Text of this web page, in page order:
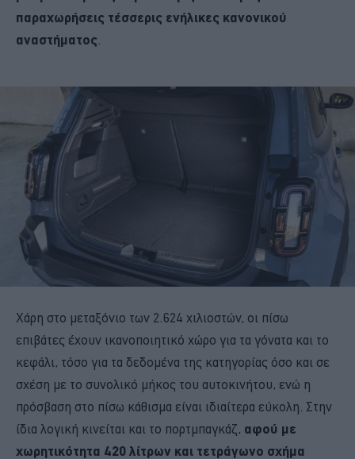
παραχωρήσεις τέσσερις ενήλικες κανονικού
αναστήματος
Χάρη στο μεταξόνιο των 2.624 χιλιοστών, οι πίσω
επιβάτες έχουν ικανοποιητικό χώρο για τα γόνατα και το
κεφάλι, τόσο για τα δεδομένα της κατηγορίας όσο και σε
σχέση με το συνολικό μήκος του αυτοκινήτου, ενώ η
πρόσβαση στο πίσω κάθισμα είναι ιδιαίτερα εύκολη. Στην
ίδια λογική κινείται και το πορτμπαγκάζ, αφού με
χωρητικότητα 420 λίτρων και τετράγωνο σχήμα